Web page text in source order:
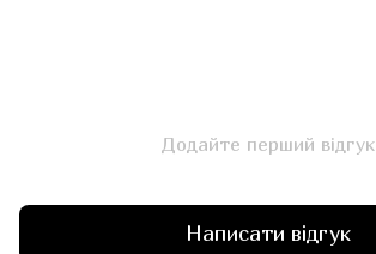
Додайте перший відгук
Написати відгук